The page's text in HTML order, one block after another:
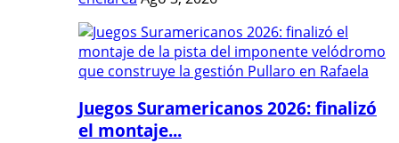
Juegos Suramericanos 2026: finalizó
el montaje...